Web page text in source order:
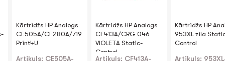
Kārtridžs HP Analogs
CE505A/CF280A/719
Print4U
Artikuls: CE505A-
Kārtridžs HP Analogs
CF413A/CRG 046
VIOLETA Static-
Control
Artikuls: CF413A-
Kārtridžs HP
953XL zila
Control
Artikuls: